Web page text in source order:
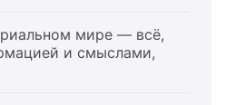
мире — всё,
и смыслами,